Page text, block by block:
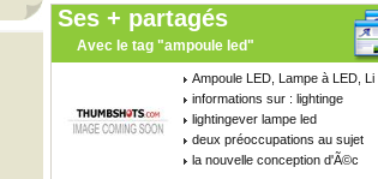
Ses + partagés
Avec le tag "ampoule led"
Ampoule LED, Lampe à LED, Li
informations sur : lightinge
lightingever lampe led
deux préoccupations au sujet
la nouvelle conception d'Ã©c